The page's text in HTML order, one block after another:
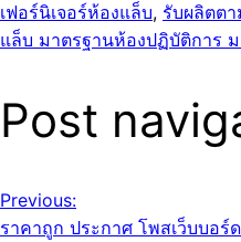
เฟอร์นิเจอร์ห้องแล็บ, รับผลิตต
แล็บ มาตรฐานห้องปฏิบัติการ ม
Post
Previous:
ราคาถูก ประกาศ โพสเว็บบอร์